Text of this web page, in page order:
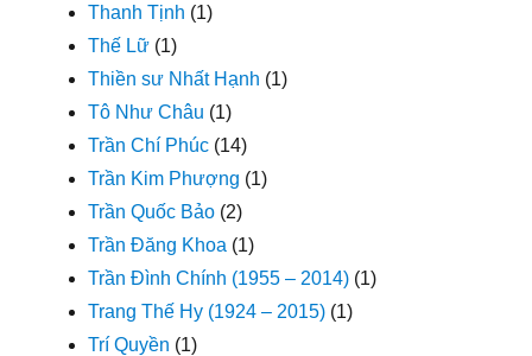
Thanh Tịnh (1)
Thế Lữ (1)
Thiền sư Nhất Hạnh (1)
Tô Như Châu (1)
Trần Chí Phúc (14)
Trần Kim Phượng (1)
Trần Quốc Bảo (2)
Trần Đăng Khoa (1)
Trần Đình Chính (1955 – 2014) (1)
Trang Thế Hy (1924 – 2015) (1)
Trí Quyền (1)